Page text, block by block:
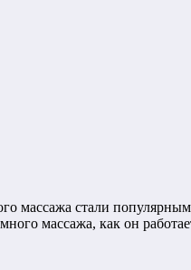
массажа стали
массажа, как он